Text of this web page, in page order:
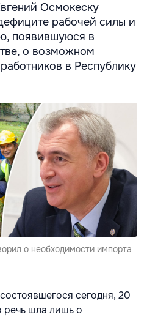
Осмокеску
рабочей силы и
появившуюся в
о возможном
в Республику
о необходимости импорта
сегодня, 20
речь шла лишь о